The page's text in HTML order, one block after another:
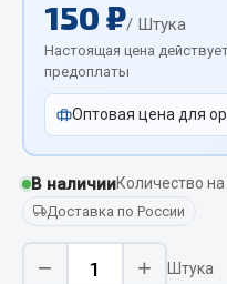
Автономные воздушные
Жидкостные
Отопители салона
Подогреватели тосола
Весь раздел
150 ₽/ Штука
Настоящая цена
предоплаты
Оптовая цена для
В наличииКоличество
Доставка по России
− + Штука